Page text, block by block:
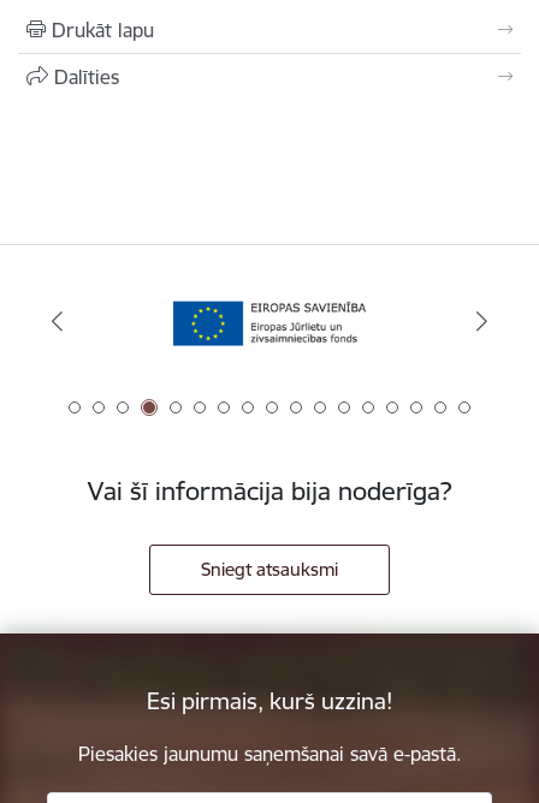
Drukāt lapu
Dalīties
Vai šī informācija bija noderīga?
Sniegt atsauksmi
Esi pirmais, kurš uzzina!
Piesakies jaunumu saņemšanai savā e-pastā.